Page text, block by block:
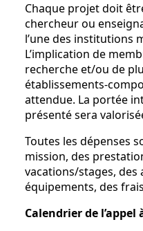
Chaque projet doit
chercheur ou
l’une des institutions
L’implication de
recherche et/ou de
établissements-
attendue. La portée
présenté sera
Toutes les dépenses
mission, des
vacations/stages, des
équipements, des
Calendrier de l’appel